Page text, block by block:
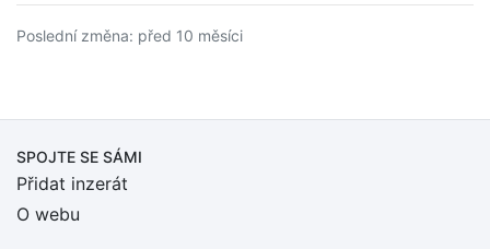
Poslední změna: před 10 měsíci
SPOJTE SE SÁMI
Přidat inzerát
O webu